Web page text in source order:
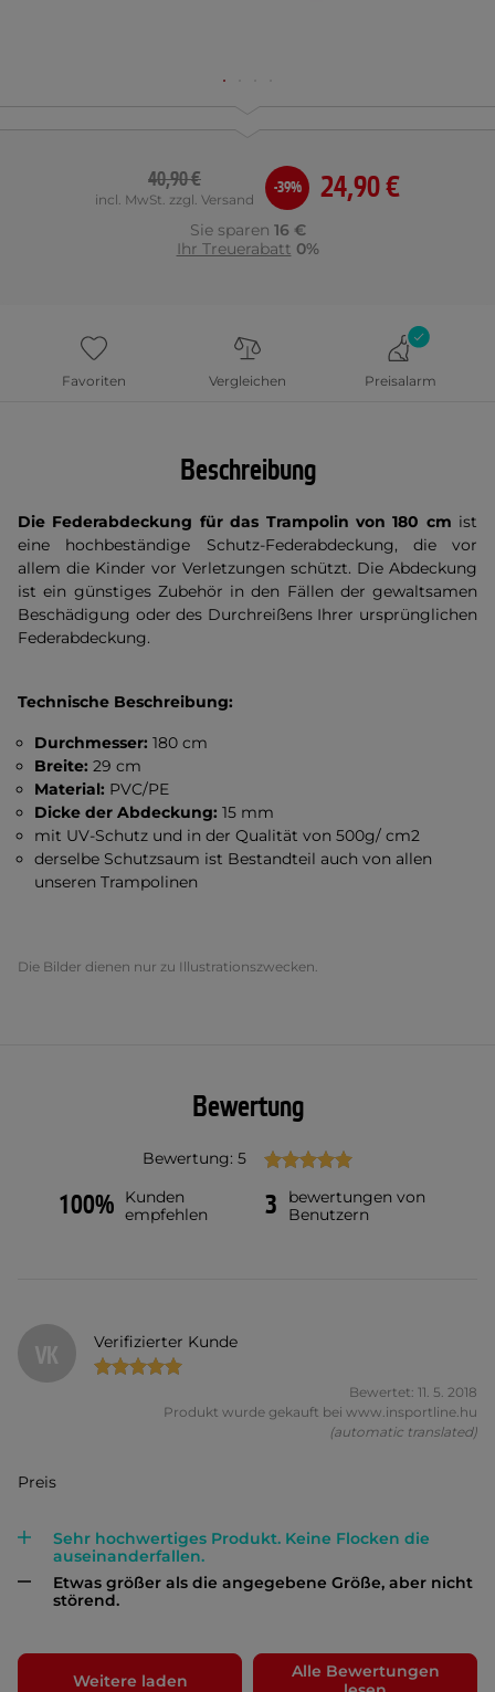
24,90 €
40,90 €
incl. MwSt. zzgl. Versand
-39%
Sie sparen 16 €
Ihr Treuerabatt 0%
Favoriten Vergleichen Preisalarm
Beschreibung
Die Federabdeckung für das Trampolin von 180 cm ist
eine hochbeständige Schutz-Federabdeckung, die vor
allem die Kinder vor Verletzungen schützt. Die Abdeckung
ist ein günstiges Zubehör in den Fällen der gewaltsamen
Beschädigung oder des Durchreißens Ihrer ursprünglichen
Federabdeckung.
Technische Beschreibung:
Durchmesser: 180 cm
Breite:29 cm
Material: PVC/PE
Dicke der Abdeckung:15 mm
mit UV-Schutz und in der Qualität von 500g/ cm2
derselbe Schutzsaum ist Bestandteil auch von allen
unseren Trampolinen
Die Bilder dienen nur zu Illustrationszwecken.
Bewertung
Bewertung: 5
100%
Kunden
empfehlen
3
bewertungen von
Benutzern
VK Verifizierter Kunde
Bewertet: 11. 5. 2018
Produkt wurde gekauft bei www.insportline.hu
(automatic translated)
Preis
Sehr hochwertiges Produkt. Keine Flocken die
auseinanderfallen.
Etwas größer als die angegebene Größe, aber nicht
störend.
Weitere laden
Alle Bewertungen